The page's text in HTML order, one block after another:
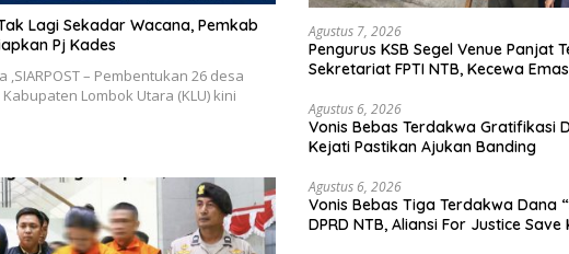
Lagi Sekadar Wacana, Pemkab
Pj Kades
,SIARPOST – Pembentukan 26 desa
Lombok Utara (KLU) kini
Agustus 7, 2026
Pengurus KSB Segel Venue Panjat
Sekretariat FPTI NTB, Kecewa
Agustus 6, 2026
Vonis Bebas Terdakwa Gratifikasi
Kejati Pastikan Ajukan Banding
Agustus 6, 2026
Vonis Bebas Tiga Terdakwa Dana
DPRD NTB, Aliansi For Justice Save